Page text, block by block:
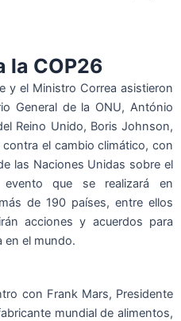
la COP26
y el Ministro Correa asistieron
General de la ONU, António
Reino Unido, Boris Johnson,
el cambio climático, con
las Naciones Unidas sobre el
evento que se realizará en
de 190 países, entre ellos
acciones y acuerdos para
en el mundo.
con Frank Mars, Presidente
mundial de alimentos,